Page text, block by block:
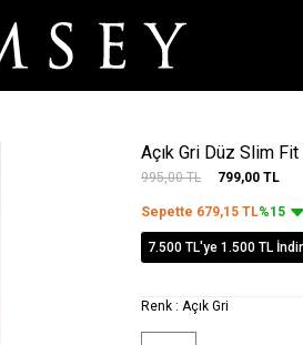
Açık Gri Düz Slim
995,00TL 799,00 TL
Sepette 679,15 TL%15
7.500 TL'ye 1.500 TL
Renk : Açık Gri